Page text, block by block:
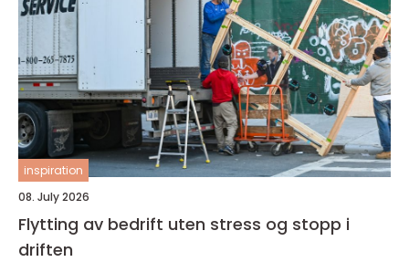
inspiration
08. July 2026
Flytting av bedrift uten stress og stopp i
driften